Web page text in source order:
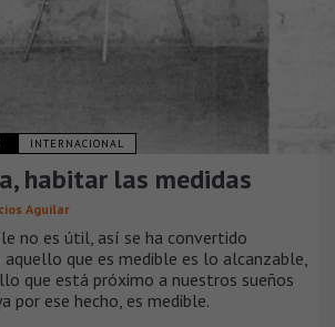
INTERNACIONAL
habitar las medidas
Aguilar
no es útil, así se ha convertido
aquello que es medible es lo alcanzable,
que está próximo a nuestros sueños
por ese hecho, es medible.